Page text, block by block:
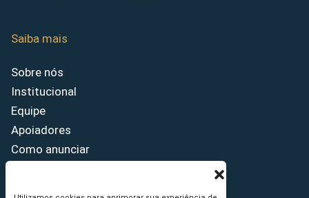
Saiba mais
Sobre nós
Institucional
Equipe
Apoiadores
Como anunciar